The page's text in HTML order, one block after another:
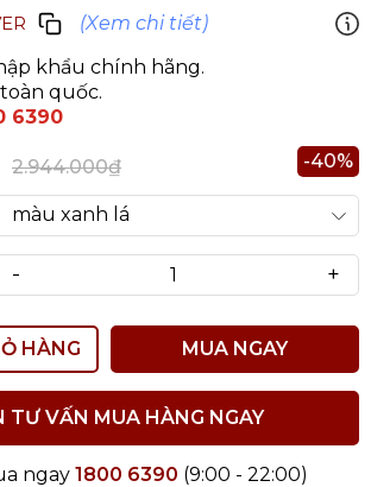
(Xem chi tiết)
khẩu chính hãng.
quốc.
6390
2.944.000₫ -40%
- +
HÀNG MUA NGAY
TƯ VẤN MUA HÀNG NGAY
ngay 1800 6390 (9:00 - 22:00)